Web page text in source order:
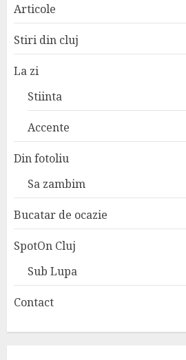
Articole
Stiri din cluj
La zi
Stiinta
Accente
Din fotoliu
Sa zambim
Bucatar de ocazie
SpotOn Cluj
Sub Lupa
Contact